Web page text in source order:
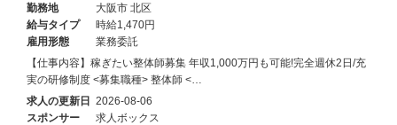
勤務地
大阪市 北区
給与タイプ
時給1,470円
雇用形態
業務委託
【仕事内容】稼ぎたい整体師募集 年収1,000万円も可能!完全週休2日/充
実の研修制度 <募集職種> 整体師 <…
求人の更新日 2026-08-06
スポンサー
求人ボックス